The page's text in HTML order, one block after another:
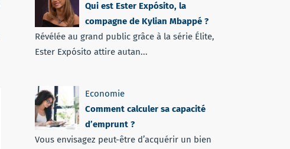
Qui est Ester Expósito, la
compagne de Kylian Mbappé ?
Révélée au grand public grâce à la série Élite,
Ester Expósito attire autan...
Economie
Comment calculer sa capacité
d’emprunt ?
Vous envisagez peut-être d’acquérir un bien